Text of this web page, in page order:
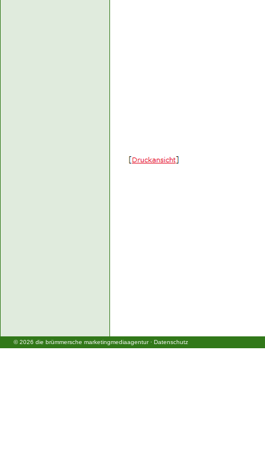
© 2026 die brümmersche marketingmediaagentur· Datenschutz